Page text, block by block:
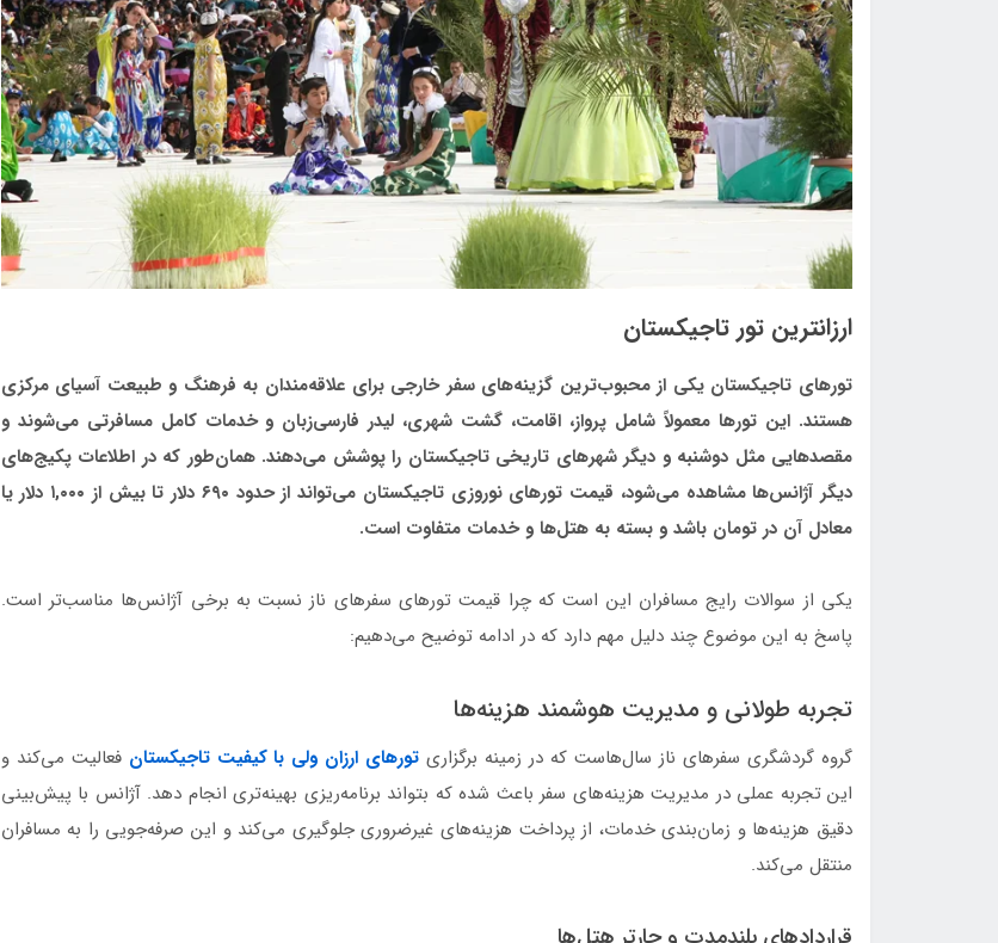
ارزانترین تور تاجیکستان
تورهای تاجیکستان یکی از محبوب‌ترین گزینه‌های سفر خارجی برای علاقه‌مندان به فرهنگ و طبیعت آسیای مرکزی
هستند. این تورها معمولاً شامل پرواز، اقامت، گشت شهری، لیدر فارسی‌زبان و خدمات کامل مسافرتی می‌شوند و
مقصدهایی مثل دوشنبه و دیگر شهرهای تاریخی تاجیکستان را پوشش می‌دهند. همان‌طور که در اطلاعات پکیج‌های
دیگر آژانس‌ها مشاهده می‌شود، قیمت تورهای نوروزی تاجیکستان می‌تواند از حدود ۶۹۰ دلار تا بیش از ۱,۰۰۰ دلار یا
معادل آن در تومان باشد و بسته به هتل‌ها و خدمات متفاوت است.
یکی از سوالات رایج مسافران این است که چرا قیمت تورهای سفرهای ناز نسبت به برخی آژانس‌ها مناسب‌تر است.
پاسخ به این موضوع چند دلیل مهم دارد که در ادامه توضیح می‌دهیم:
تجربه طولانی و مدیریت هوشمند هزینه‌ها
گروه گردشگری سفرهای ناز سال‌هاست که در زمینه برگزاری تورهای ارزان ولی با کیفیت تاجیکستان فعالیت می‌کند و
این تجربه عملی در مدیریت هزینه‌های سفر باعث شده که بتواند برنامه‌ریزی بهینه‌تری انجام دهد. آژانس با پیش‌بینی
دقیق هزینه‌ها و زمان‌بندی خدمات، از پرداخت هزینه‌های غیرضروری جلوگیری می‌کند و این صرفه‌جویی را به مسافران
منتقل می‌کند.